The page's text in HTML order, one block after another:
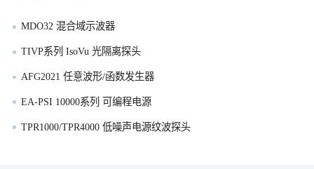
MDO32 混合域示波器
TIVP系列 IsoVu 光隔离探头
AFG2021 任意波形/函数发生器
EA-PSI 10000系列 可编程电源
TPR1000/TPR4000 低噪声电源纹波探头